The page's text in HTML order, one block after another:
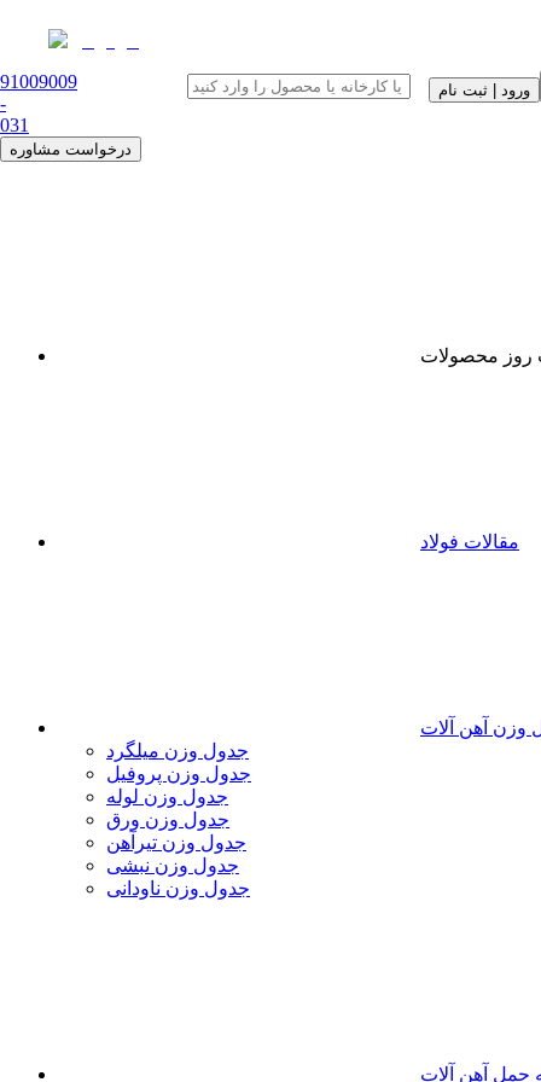
91009009
-
031
درخواست مشاوره
ورود | ثبت نام
روز محصولات
مقالات فولاد
وزن آهن آلات
جدول وزن میلگرد
جدول وزن پروفیل
جدول وزن لوله
جدول وزن ورق
جدول وزن تیرآهن
جدول وزن نبشی
جدول وزن ناودانی
حمل آهن آلات